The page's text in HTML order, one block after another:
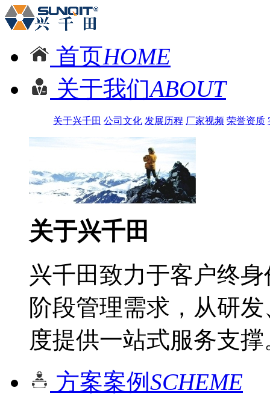
首页HOME
关于我们ABOUT
关于兴千田 公司文化 发展历程 厂家视频 荣誉资质
关于兴千田
兴千田致力于客户终
阶段管理需求，从研
度提供一站式服务支撑
方案案例 SCHEME